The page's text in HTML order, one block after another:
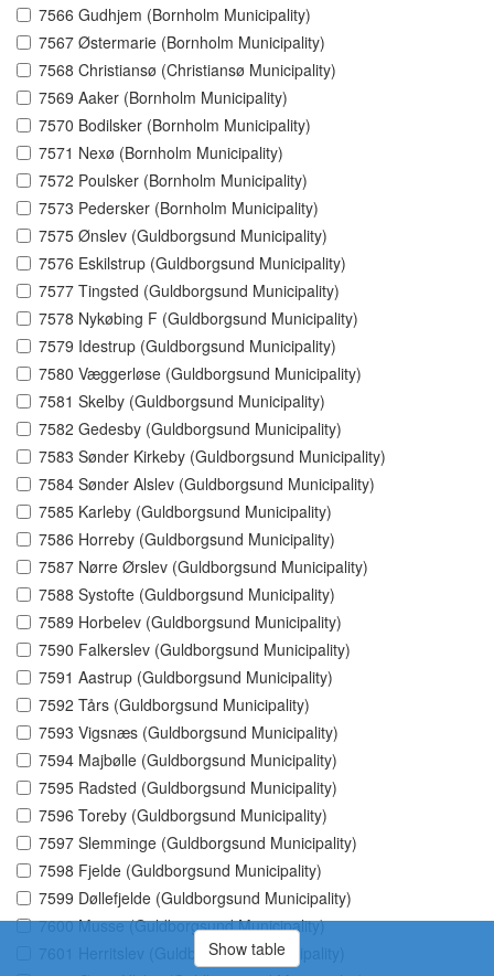
7566 Gudhjem (Bornholm Municipality)
7567 Østermarie (Bornholm Municipality)
7568 Christiansø (Christiansø Municipality)
7569 Aaker (Bornholm Municipality)
7570 Bodilsker (Bornholm Municipality)
7571 Nexø (Bornholm Municipality)
7572 Poulsker (Bornholm Municipality)
7573 Pedersker (Bornholm Municipality)
7575 Ønslev (Guldborgsund Municipality)
7576 Eskilstrup (Guldborgsund Municipality)
7577 Tingsted (Guldborgsund Municipality)
7578 Nykøbing F (Guldborgsund Municipality)
7579 Idestrup (Guldborgsund Municipality)
7580 Væggerløse (Guldborgsund Municipality)
7581 Skelby (Guldborgsund Municipality)
7582 Gedesby (Guldborgsund Municipality)
7583 Sønder Kirkeby (Guldborgsund Municipality)
7584 Sønder Alslev (Guldborgsund Municipality)
7585 Karleby (Guldborgsund Municipality)
7586 Horreby (Guldborgsund Municipality)
7587 Nørre Ørslev (Guldborgsund Municipality)
7588 Systofte (Guldborgsund Municipality)
7589 Horbelev (Guldborgsund Municipality)
7590 Falkerslev (Guldborgsund Municipality)
7591 Aastrup (Guldborgsund Municipality)
7592 Tårs (Guldborgsund Municipality)
7593 Vigsnæs (Guldborgsund Municipality)
7594 Majbølle (Guldborgsund Municipality)
7595 Radsted (Guldborgsund Municipality)
7596 Toreby (Guldborgsund Municipality)
7597 Slemminge (Guldborgsund Municipality)
7598 Fjelde (Guldborgsund Municipality)
7599 Døllefjelde (Guldborgsund Municipality)
7600 Musse (Guldborgsund Municipality)
7601 Herritslev (Guldborgsund Municipality)
Show table